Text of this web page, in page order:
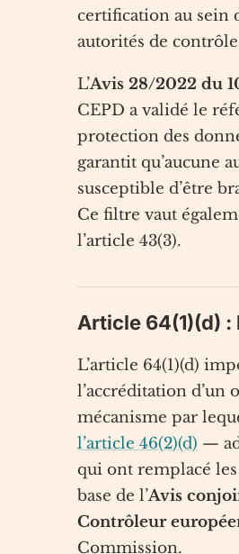
certification au sein
autorités de
L’Avis 28/2022 du
CEPD a validé le
protection des
garantit qu’aucune
susceptible d’être
Ce filtre vaut
l’article 43(3).
Article 64(1)(d)
L’article 64(1)(d)
l’accréditation d’un
mécanisme par
l’article 46(2)(d) —
qui ont remplacé
base de l’Avis
Contrôleur
Commission.